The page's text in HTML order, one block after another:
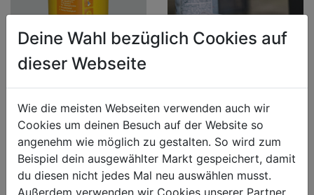
PE KITT
Deine Wahl bezüglich Cookies auf
dieser Webseite
Wie die meisten Webseiten verwenden auch wir
Cookies um deinen Besuch auf der Website so
angenehm wie möglich zu gestalten. So wird zum
Beispiel dein ausgewählter Markt gespeichert, damit
du diesen nicht jedes Mal neu auswählen musst.
Außerdem verwenden wir Cookies unserer Partner